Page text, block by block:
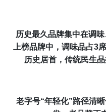
历史最久品牌集中在调
上榜品牌中，调味品占3
历史居首，传统民生
老字号“年轻化”路径清